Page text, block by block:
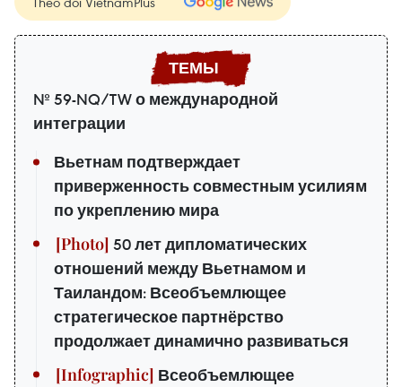
№ 59-NQ/TW о международной
интеграции
Вьетнам подтверждает
приверженность совместным усилиям
по укреплению мира
50 лет дипломатических
отношений между Вьетнамом и
Таиландом: Всеобъемлющее
стратегическое партнёрство
продолжает динамично развиваться
Всеобъемлющее